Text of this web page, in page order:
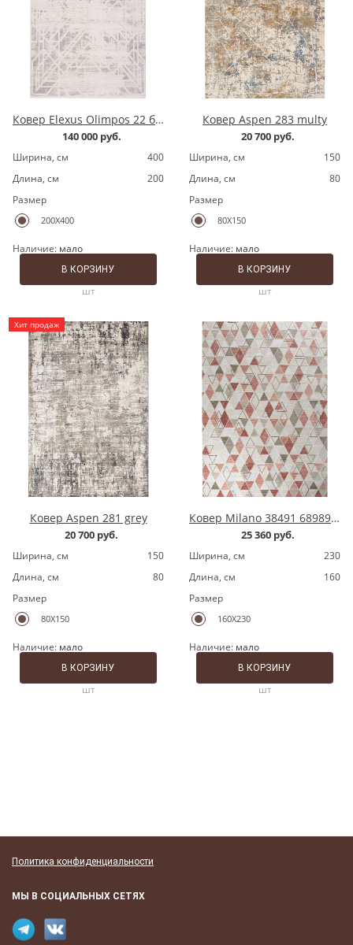
Ковер Elexus Olimpos 22 бежевый
140 000 руб.
Ширина, cм
400
Длина, cм
200
Размер
200X400
Наличие: мало
шт
В КОРЗИНУ
Ковер Aspen 283 multy
20 700 руб.
Ширина, cм
150
Длина, cм
80
Размер
80X150
Наличие: мало
шт
В КОРЗИНУ
Хит продаж
Ковер Aspen 281 grey
20 700 руб.
Ширина, cм
150
Длина, cм
80
Размер
80X150
Наличие: мало
шт
В КОРЗИНУ
Ковер Milano 38491 689891 grey/pink
25 360 руб.
Ширина, cм
230
Длина, cм
160
Размер
160X230
Наличие: мало
шт
В КОРЗИНУ
Политика конфиденциальности
МЫ В СОЦИАЛЬНЫХ СЕТЯХ